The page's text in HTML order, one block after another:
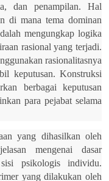
dan penampilan. Hal
di mana tema dominan
mengungkap logika
rasional yang terjadi.
rasionalitasnya
keputusan. Konstruksi
berbagai keputusan
para pejabat selama
yang dihasilkan oleh
mengenai dasar
psikologis individu.
yang dilakukan oleh